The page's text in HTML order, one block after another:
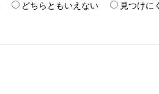
どちらともいえない 見つけに